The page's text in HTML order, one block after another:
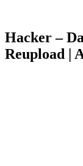
Hacker –
Reupload |